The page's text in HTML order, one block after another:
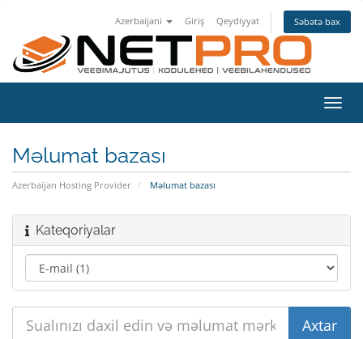
Azerbaijani Giriş Qeydiyyat Səbətə bax
keçid
Məlumat bazası
Azerbaijan Hosting Provider Məlumat bazası
Kateqoriyalar